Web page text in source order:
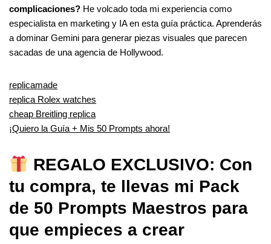
complicaciones? He volcado toda mi experiencia como
especialista en marketing y IA en esta guía práctica. Aprenderás
a dominar Gemini para generar piezas visuales que parecen
sacadas de una agencia de Hollywood.
replicamade
replica Rolex watches
cheap Breitling replica
¡Quiero la Guía + Mis 50 Prompts ahora!
REGALO EXCLUSIVO: Con
tu compra, te llevas mi Pack
de 50 Prompts Maestros para
que empieces a crear